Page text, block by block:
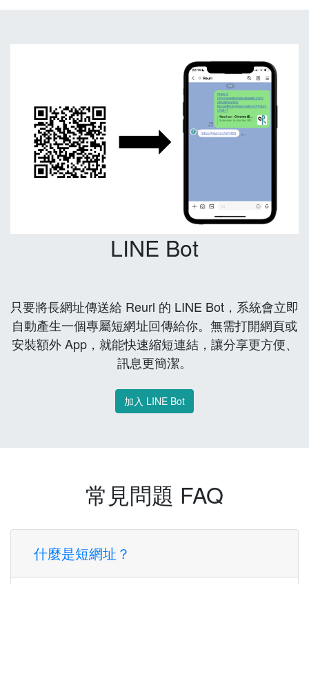
LINE Bot
只要將長網址傳送給 Reurl 的 LINE Bot，系統會立即
自動產生一個專屬短網址回傳給你。無需打開網頁或
安裝額外 App，就能快速縮短連結，讓分享更方便、
訊息更簡潔。
加入 LINE Bot
常見問題 FAQ
什麼是短網址？